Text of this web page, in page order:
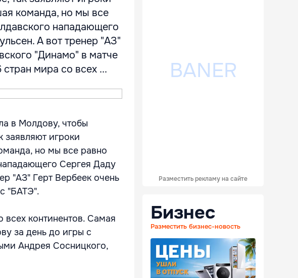
команда, но мы все
нападающего
А вот тренер "АЗ"
"Динамо" в матче
мира со всех ...
в Молдову, чтобы
заявляют игроки
но мы все равно
Сергея Даду
"АЗ" Герт Вербеек очень
"БАТЭ".
всех континентов. Самая
за день до игры с
Андрея Сосницкого,
Разместить рекламу на сайте
Бизнес
Разместить бизнес-новость